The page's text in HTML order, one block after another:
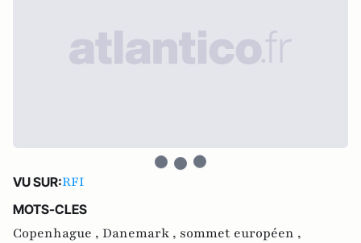
VU SUR:RFI
MOTS-CLES
Copenhague , Danemark , sommet européen ,